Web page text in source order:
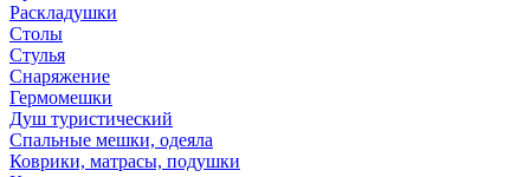
Раскладушки
Столы
Стулья
Снаряжение
Гермомешки
Душ туристический
Спальные мешки, одеяла
Коврики, матрасы, подушки